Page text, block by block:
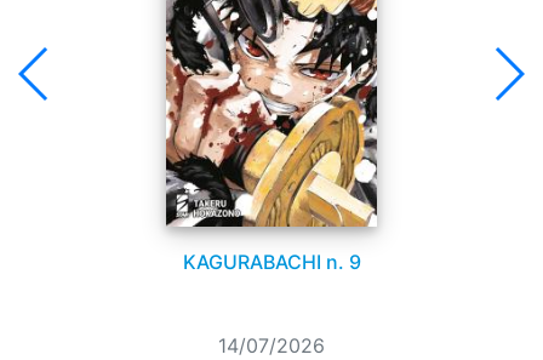
KAGURABACHI n. 9
14/07/2026